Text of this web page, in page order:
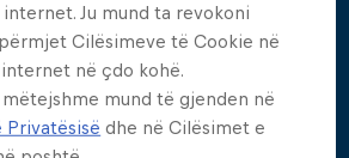
than a Dive
of competitive cliff diving
Ju mund ta revokoni
Cilësimeve të Cookie në
në çdo kohë.
mund të gjenden në
dhe në Cilësimet e